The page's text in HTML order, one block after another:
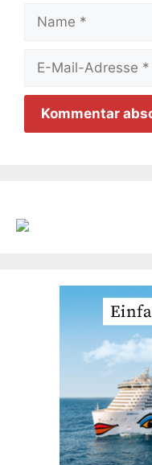
Mail-
Adresse